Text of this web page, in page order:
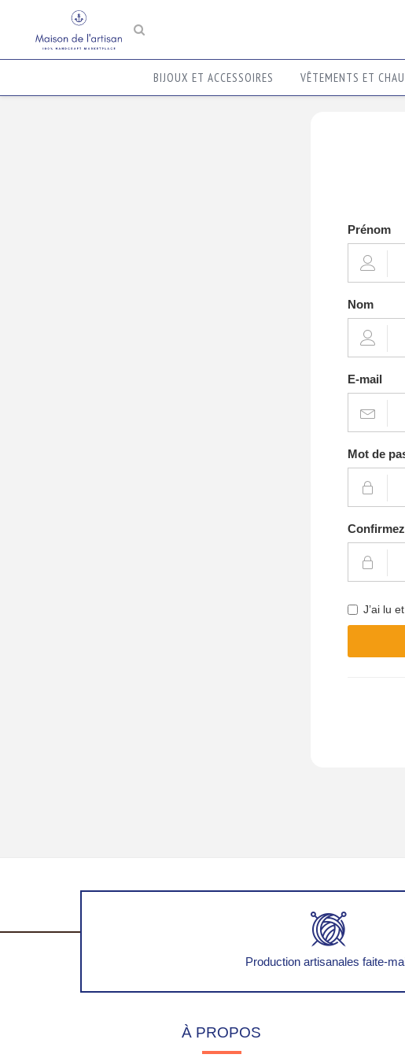
BIJOUX ET ACCESSOIRES VÊTEMENTS ET
Prénom
Nom
E-mail
Mot de
J’ai lu
Production artisanales faite-
À PROPOS